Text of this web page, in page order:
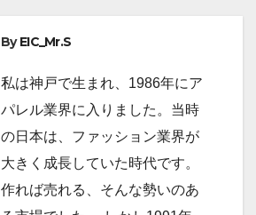
ByEIC_Mr.S
私は神戸で生まれ、1986年にア
パレル業界に入りました。当時
の日本は、ファッション業界が
大きく成長していた時代です。
作れば売れる、そんな勢いのあ